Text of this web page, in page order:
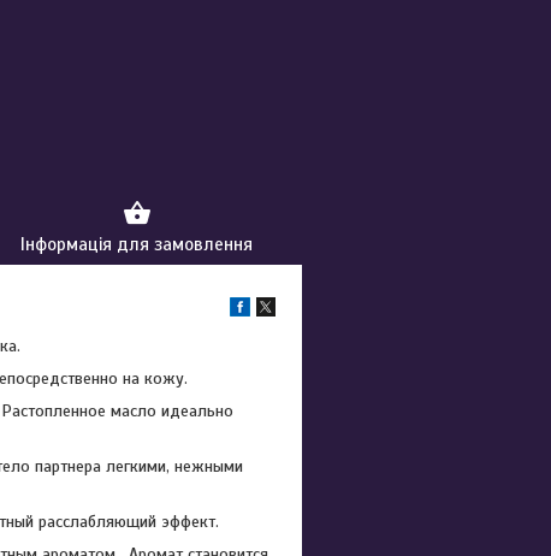
Інформація для замовлення
на кожу.
масло идеально
партнера легкими, нежными
расслабляющий эффект.